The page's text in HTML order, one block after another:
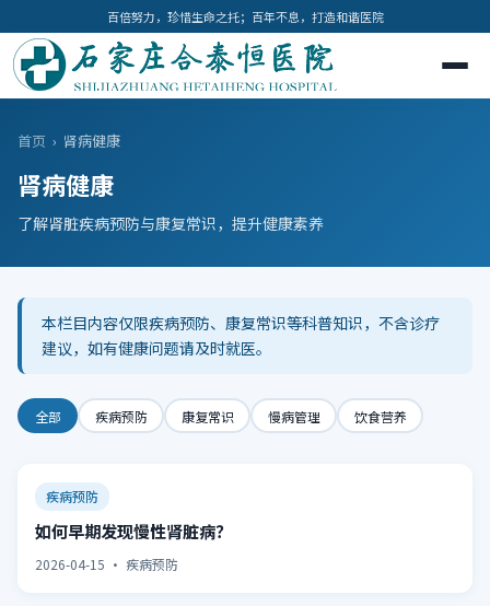
百倍努力，珍惜生命之托；百年不息，打造和谐医院
首页 › 肾病健康
肾病健康
了解肾脏疾病预防与康复常识，提升健康素养
本栏目内容仅限疾病预防、康复常识等科普知识，不含诊疗
建议，如有健康问题请及时就医。
全部 疾病预防 康复常识 慢病管理 饮食营养
疾病预防
如何早期发现慢性肾脏病？
2026-04-15 · 疾病预防